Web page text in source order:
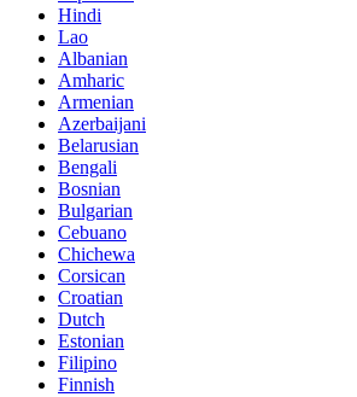
Hindi
Lao
Albanian
Amharic
Armenian
Azerbaijani
Belarusian
Bengali
Bosnian
Bulgarian
Cebuano
Chichewa
Corsican
Croatian
Dutch
Estonian
Filipino
Finnish